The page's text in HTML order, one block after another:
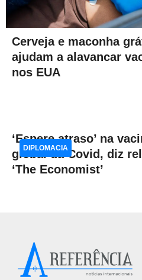
Cerveja e maconha
ajudam a alavancar
nos EUA
‘Espere atraso’ na
global da Covid, diz
‘The Economist’
DIPLOMACIA